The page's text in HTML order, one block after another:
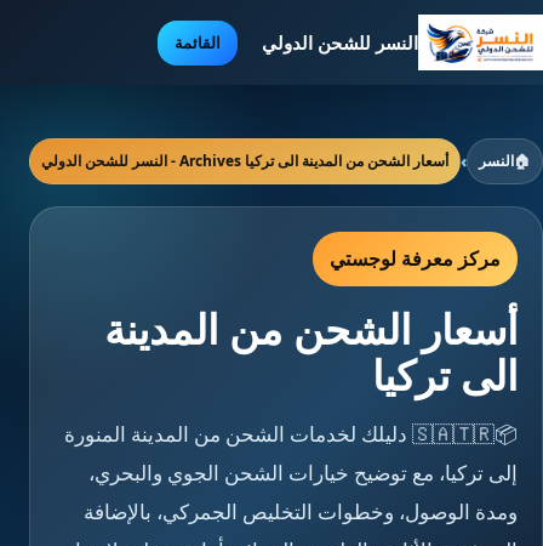
النسر للشحن الدولي القائمة
🏠النسر › أسعار الشحن من المدينة الى تركيا Archives - النسر للشحن الدولي
مركز معرفة لوجستي
أسعار الشحن من المدينة
الى تركيا
📦🇸🇦🇹🇷 دليلك لخدمات الشحن من المدينة المنورة
إلى تركيا، مع توضيح خيارات الشحن الجوي والبحري،
ومدة الوصول، وخطوات التخليص الجمركي، بالإضافة